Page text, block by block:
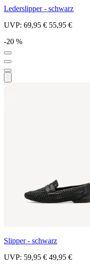
Lederslipper - schwarz
UVP: 69,95 € 55,95 €
-20 %
Slipper - schwarz
UVP: 59,95 € 49,95 €